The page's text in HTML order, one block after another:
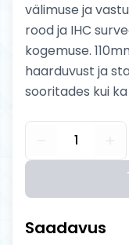
välimuse ja
rood ja IHC
kogemuse.
haarduvust ja
sooritades kui
1
Saadavus